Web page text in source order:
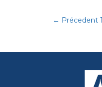
← Précedent 1